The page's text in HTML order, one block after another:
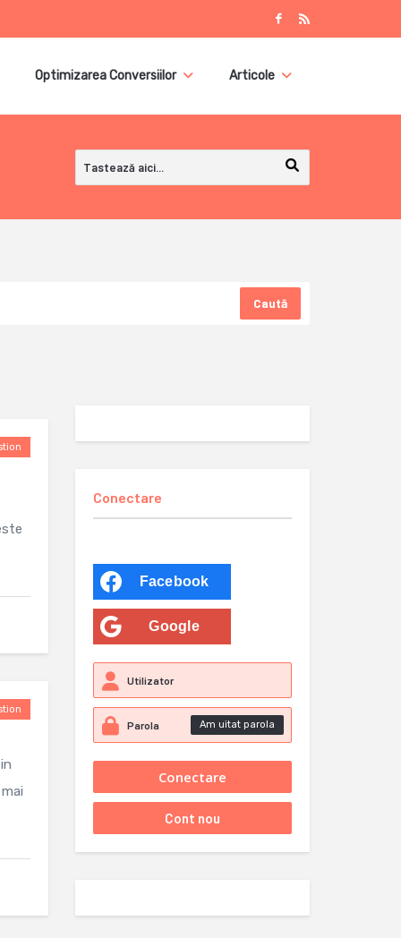
Optimizarea Conversiilor Articole
Caută
Conectare
Facebook
Google
Am uitat parola